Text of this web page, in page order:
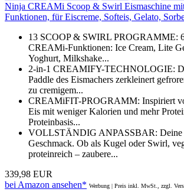
Ninja CREAMi Scoop & Swirl Eismaschine
Funktionen, für Eiscreme, Softeis, Gelato,
13 SCOOP & SWIRL PROGRAMME:
CREAMi-Funktionen: Ice Cream, Lite
Yoghurt, Milkshake...
2-in-1 CREAMIFY-TECHNOLOGIE:
Paddle des Eismachers zerkleinert
zu cremigem...
CREAMiFIT-PROGRAMM: Inspiriert
Eis mit weniger Kalorien und mehr
Proteinbasis...
VOLLSTÄNDIG ANPASSBAR: Deine
Geschmack. Ob als Kugel oder Swirl,
proteinreich – zaubere...
339,98 EUR
bei Amazon ansehen* Werbung | Preis inkl. MwSt., zzgl.